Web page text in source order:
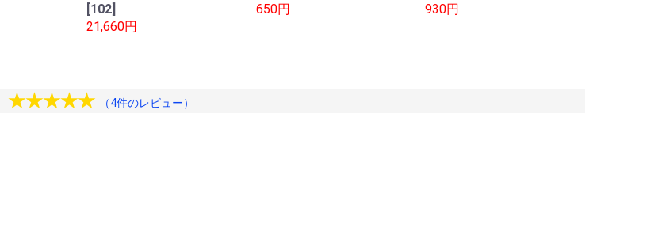
[102]
21,660円
650円
930円
★★★★★ （4件のレビュー）